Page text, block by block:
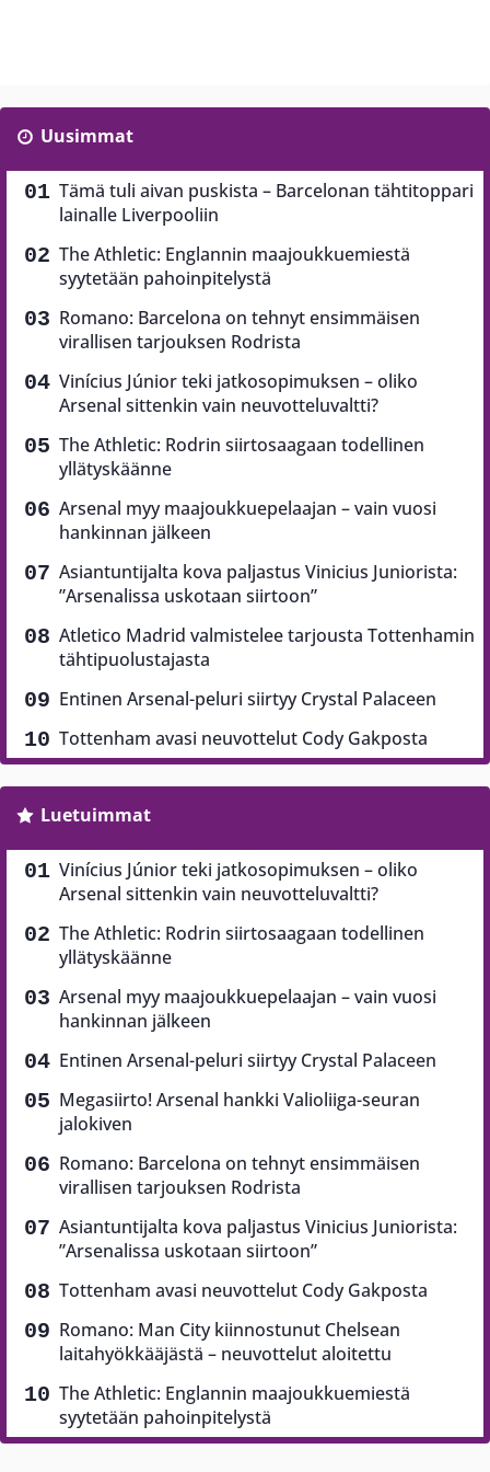
Uusimmat
Tämä tuli aivan puskista – Barcelonan tähtitoppari
lainalle Liverpooliin
The Athletic: Englannin maajoukkuemiestä
syytetään pahoinpitelystä
Romano: Barcelona on tehnyt ensimmäisen
virallisen tarjouksen Rodrista
Vinícius Júnior teki jatkosopimuksen – oliko
Arsenal sittenkin vain neuvotteluvaltti?
The Athletic: Rodrin siirtosaagaan todellinen
yllätyskäänne
Arsenal myy maajoukkuepelaajan – vain vuosi
hankinnan jälkeen
Asiantuntijalta kova paljastus Vinicius Juniorista:
”Arsenalissa uskotaan siirtoon”
Atletico Madrid valmistelee tarjousta Tottenhamin
tähtipuolustajasta
Entinen Arsenal-peluri siirtyy Crystal Palaceen
Tottenham avasi neuvottelut Cody Gakposta
Luetuimmat
Vinícius Júnior teki jatkosopimuksen – oliko
Arsenal sittenkin vain neuvotteluvaltti?
The Athletic: Rodrin siirtosaagaan todellinen
yllätyskäänne
Arsenal myy maajoukkuepelaajan – vain vuosi
hankinnan jälkeen
Entinen Arsenal-peluri siirtyy Crystal Palaceen
Megasiirto! Arsenal hankki Valioliiga-seuran
jalokiven
Romano: Barcelona on tehnyt ensimmäisen
virallisen tarjouksen Rodrista
Asiantuntijalta kova paljastus Vinicius Juniorista:
”Arsenalissa uskotaan siirtoon”
Tottenham avasi neuvottelut Cody Gakposta
Romano: Man City kiinnostunut Chelsean
laitahyökkääjästä – neuvottelut aloitettu
The Athletic: Englannin maajoukkuemiestä
syytetään pahoinpitelystä